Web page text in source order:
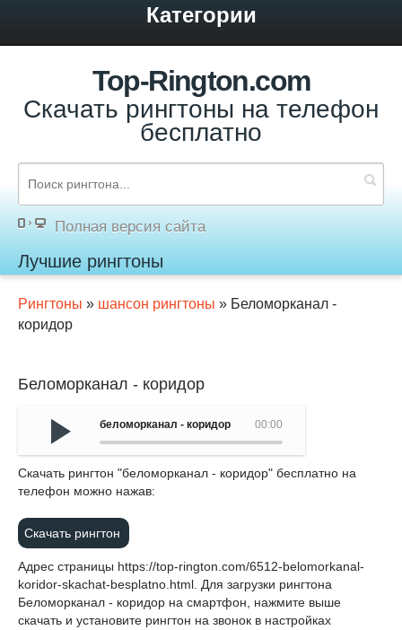
Категории
Top-Rington.com
Скачать рингтоны на телефон
бесплатно
Полная версия сайта
Лучшие рингтоны
Рингтоны » шансон рингтоны » Беломорканал -
коридор
Беломорканал - коридор
00:00
беломорканал - коридор
Cкачать рингтон "беломорканал - коридор" бесплатно на
телефон можно нажав:
Скачать рингтон
Адрес страницы https://top-rington.com/6512-belomorkanal-
koridor-skachat-besplatno.html . Для загрузки рингтона
Беломорканал - коридор на смартфон, нажмите выше
скачать и установите рингтон на звонок в настройках